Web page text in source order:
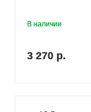
В наличии
3 270 р.